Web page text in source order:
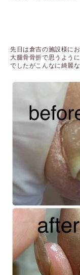
先日は倉吉の施設様に
大腿骨骨折で思うよう
でしたがこんなに綺麗